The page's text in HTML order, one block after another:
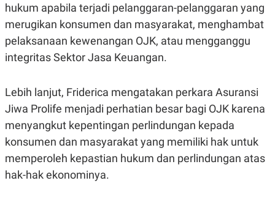
hukum apabila terjadi pelanggaran-pelanggaran yang
merugikan konsumen dan masyarakat, menghambat
pelaksanaan kewenangan OJK, atau mengganggu
integritas Sektor Jasa Keuangan.
Lebih lanjut, Friderica mengatakan perkara Asuransi
Jiwa Prolife menjadi perhatian besar bagi OJK karena
menyangkut kepentingan perlindungan kepada
konsumen dan masyarakat yang memiliki hak untuk
memperoleh kepastian hukum dan perlindungan atas
hak-hak ekonominya.